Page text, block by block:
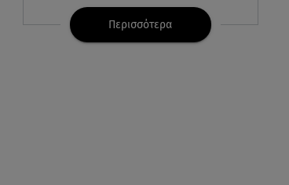
ακόμη και την αδελφή του ο
55χρονος»
Περισσότερα